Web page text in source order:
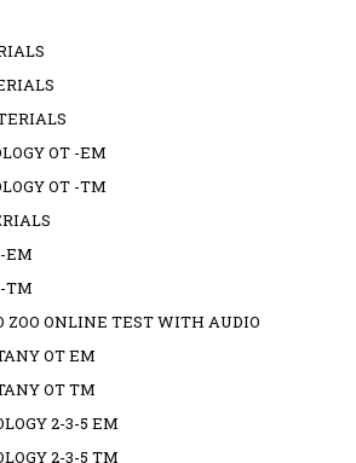
OT -EM
OT -TM
-EM
-TM
ZOO ONLINE TEST WITH AUDIO
OT EM
OT TM
2-3-5 EM
2-3-5 TM